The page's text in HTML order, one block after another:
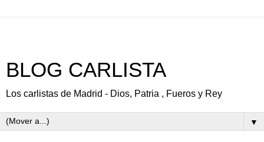
BLOG CARLISTA
Los carlistas de Madrid - Dios, Patria , Fueros y Rey
▼